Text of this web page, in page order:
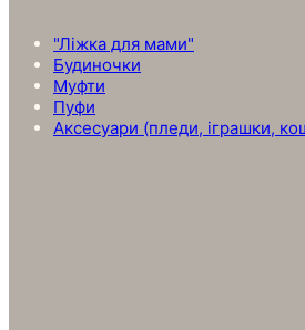
"Ліжка для мами"
Будиночки
Муфти
Пуфи
Аксесуари (пледи, іграшки,